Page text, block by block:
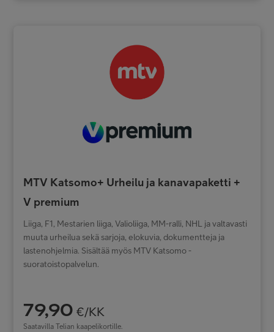
MTV Katsomo+ Urheilu ja kanavapaketti +
V premium
Liiga, F1, Mestarien liiga, Valioliiga, MM-ralli, NHL ja valtavasti
muuta urheilua sekä sarjoja, elokuvia, dokumentteja ja
lastenohjelmia. Sisältää myös MTV Katsomo -
suoratoistopalvelun.
79,90 €/KK
Saatavilla Telian kaapelikortille.